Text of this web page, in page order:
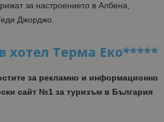
за настроението в Албена,
Джорджо.
хотел Терма Еко*****
за рекламно и информационно
сайт №1 за туризъм в България